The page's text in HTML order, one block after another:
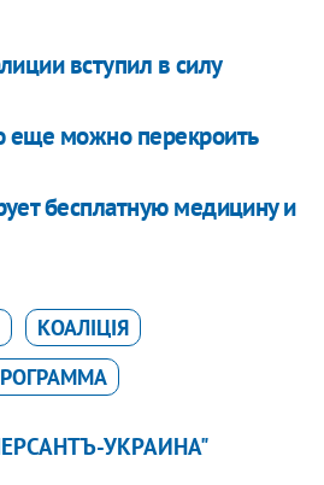
вступил в силу
можно перекроить
бесплатную медицину и
КОАЛІЦІЯ
УКРАИНА"